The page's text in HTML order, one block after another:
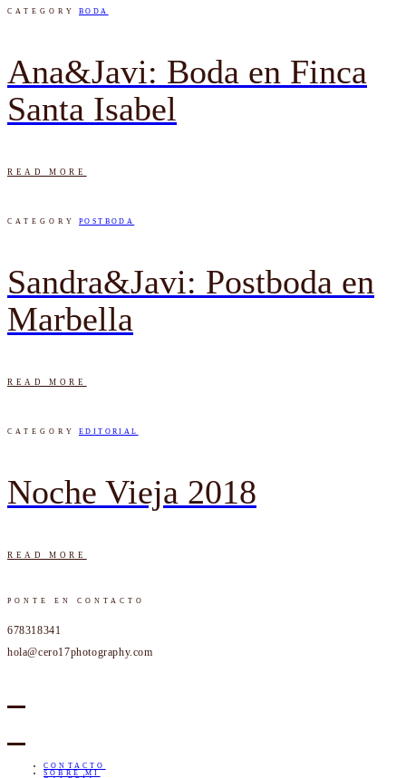
CATEGORY BODA
Ana&Javi: Boda en Finca
Santa Isabel
READ MORE
CATEGORY POSTBODA
Sandra&Javi: Postboda en
Marbella
READ MORE
CATEGORY EDITORIAL
Noche Vieja 2018
READ MORE
PONTE EN CONTACTO
678318341
hola@cero17photography.com
CONTACTO
SOBRE MI